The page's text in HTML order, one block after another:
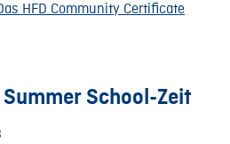
HFD Community Certificate
School-Zeit